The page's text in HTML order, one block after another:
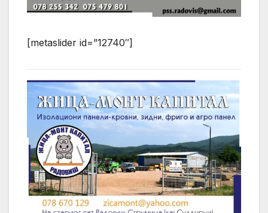
[metaslider id=”12740″]